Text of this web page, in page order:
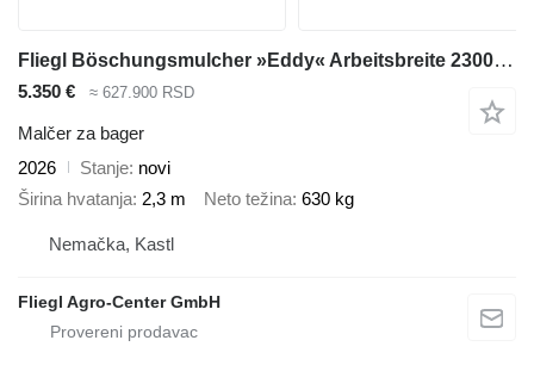
Fliegl Böschungsmulcher »Eddy« Arbeitsbreite 2300 mm
5.350 € ≈ 627.900 RSD
Malčer za bager
2026
Stanje novi
Širina hvatanja 2,3 m Neto težina 630 kg
Nemačka, Kastl
Fliegl Agro-Center GmbH